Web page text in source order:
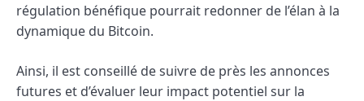
régulation bénéfique pourrait redonner de l’élan à la
dynamique du Bitcoin.
Ainsi, il est conseillé de suivre de près les annonces
futures et d’évaluer leur impact potentiel sur la